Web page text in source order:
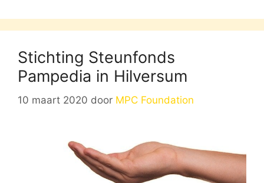
Stichting Steunfonds
Pampedia in Hilversum
10 maart 2020 door MPC Foundation